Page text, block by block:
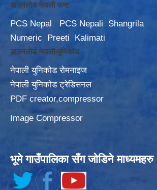
डाउनलोड नेपाली फन्ट
PCS Nepal PCS Nepali
Shangrila
Numeric
Preeti Kalimati
डाउनलोड नेपाली युनिकोड
नेपाली युनिकोड रोमनाइज
नेपाली युनिकोड ट्रेडिसनल
PDF creator,compressor
Image Compressor
भूमे गाउँपालिका सँग जोडिने माध्यमहरु